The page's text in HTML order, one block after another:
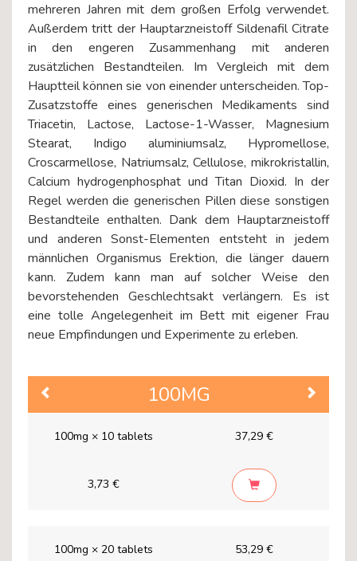
mehreren Jahren mit dem großen Erfolg verwendet.
Außerdem tritt der Hauptarzneistoff Sildenafil Citrate
in den engeren Zusammenhang mit anderen
zusätzlichen Bestandteilen. Im Vergleich mit dem
Hauptteil können sie von einender unterscheiden. Top-
Zusatzstoffe eines generischen Medikaments sind
Triacetin, Lactose, Lactose-1-Wasser, Magnesium
Stearat, Indigo aluminiumsalz, Hypromellose,
Croscarmellose, Natriumsalz, Cellulose, mikrokristallin,
Calcium hydrogenphosphat und Titan Dioxid. In der
Regel werden die generischen Pillen diese sonstigen
Bestandteile enthalten. Dank dem Hauptarzneistoff
und anderen Sonst-Elementen entsteht in jedem
männlichen Organismus Erektion, die länger dauern
kann. Zudem kann man auf solcher Weise den
bevorstehenden Geschlechtsakt verlängern. Es ist
eine tolle Angelegenheit im Bett mit eigener Frau
neue Empfindungen und Experimente zu erleben.
100MG
100mg × 10 tablets 37,29 €
3,73 €
100mg × 20 tablets 53,29 €